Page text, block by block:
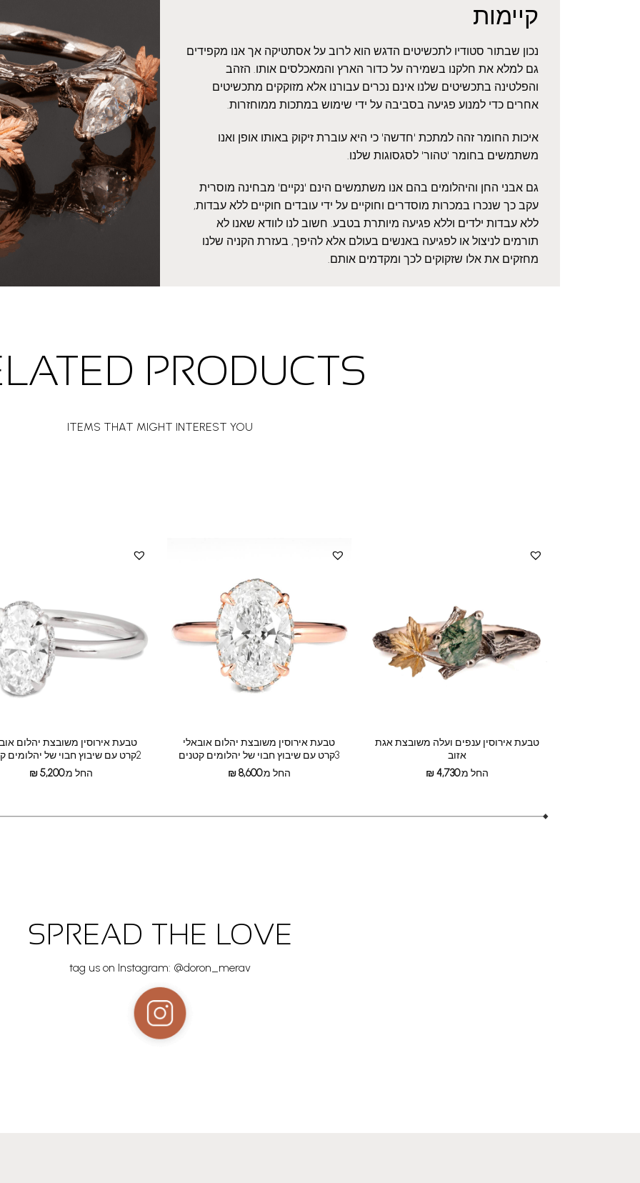
קיימות
נכון שבתור סטודיו לתכשיטים הדגש הוא לרוב על אסתטיקה אך אנו מקפידים
גם למלא את חלקנו בשמירה על כדור הארץ והמאכלסים אותו. הזהב
והפלטינה בתכשיטים שלנו אינם נכרים עבורנו אלא מזוקקים מתכשיטים
אחרים כדי למנוע פגיעה בסביבה על ידי שימוש במתכות ממוחזרות.
איכות החומר זהה למתכת 'חדשה' כי היא עוברת זיקוק באותו אופן ואנו
משתמשים בחומר 'טהור' לסגסוגות שלנו.
גם אבני החן והיהלומים בהם אנו משתמשים הינם 'נקיים' מבחינה מוסרית
עקב כך שנכרו במכרות מוסדרים וחוקיים על ידי עובדים חוקיים ללא עבדות,
ללא עבדות ילדים וללא פגיעה מיותרת בטבע. חשוב לנו לוודא שאנו לא
תורמים לניצול או לפגיעה באנשים בעולם אלא להיפך, בעזרת הקניה שלנו
מחזקים את אלו שזקוקים לכך ומקדמים אותם.
PRODUCTS
ITEMS THAT MIGHT INTEREST YOU
טבעת אירוסין ענפים ועלה משובצת אגת
אזוב
החל מ:
₪4,730
טבעת אירוסין משובצת יהלום אובאלי
3קרט עם שיבוץ חבוי של יהלומים קטנים
החל מ:
₪8,600
טבעת אירוסין משובצת יהלום
2קרט עם שיבוץ חבוי של יהלומים קטנים
החל מ:
₪5,200
SPREAD THE LOVE
tag us on Instagram: @doron_merav